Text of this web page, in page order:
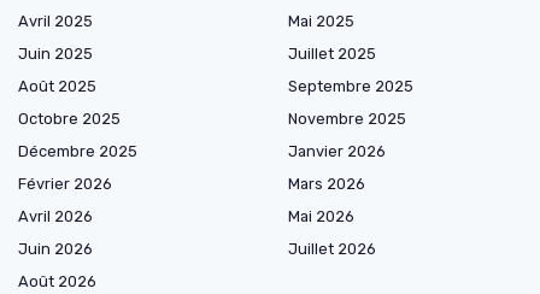
Avril 2025
Mai 2025
Juin 2025
Juillet 2025
Août 2025
Septembre 2025
Octobre 2025
Novembre 2025
Décembre 2025
Janvier 2026
Février 2026
Mars 2026
Avril 2026
Mai 2026
Juin 2026
Juillet 2026
Août 2026